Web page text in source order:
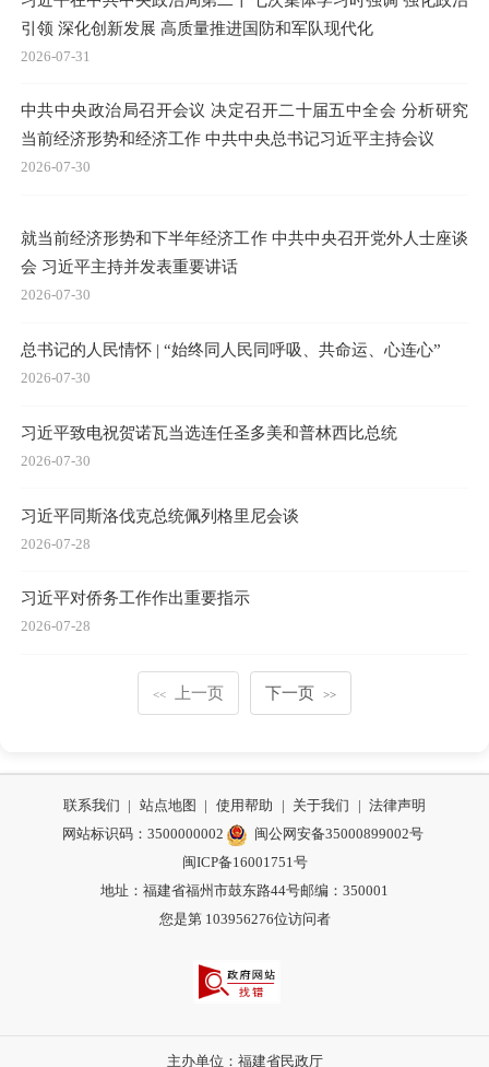
引领 深化创新发展 高质量推进国防和军队现代化
2026-07-31
中共中央政治局召开会议 决定召开二十届五中全会 分析研究
当前经济形势和经济工作 中共中央总书记习近平主持会议
2026-07-30
就当前经济形势和下半年经济工作 中共中央召开党外人士座谈
会 习近平主持并发表重要讲话
2026-07-30
总书记的人民情怀 | “始终同人民同呼吸、共命运、心连心”
2026-07-30
习近平致电祝贺诺瓦当选连任圣多美和普林西比总统
2026-07-30
习近平同斯洛伐克总统佩列格里尼会谈
2026-07-28
习近平对侨务工作作出重要指示
2026-07-28
<< 上一页 下一页 >>
联系我们 | 站点地图 | 使用帮助 | 关于我们 | 法律声明
网站标识码：3500000002
闽公网安备35000899002号
闽ICP备16001751号
地址：福建省福州市鼓东路44号邮编：350001
您是第 103956276位访问者
主办单位：福建省民政厅